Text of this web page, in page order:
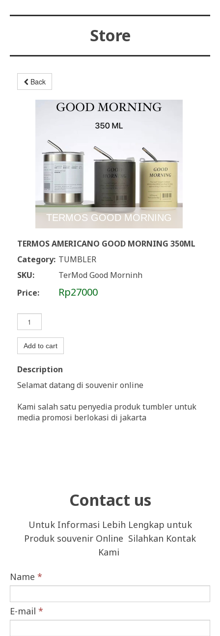
Store
Back
TERMOS GOOD MORNING
TERMOS AMERICANO GOOD MORNING 350ML
Category: TUMBLER
SKU:
TerMod Good Morninh
Price:
Rp27000
Add to cart
Description
Selamat datang di souvenir online
Kami salah satu penyedia produk tumbler untuk
media promosi berlokasi di jakarta
Contact us
Untuk Informasi Lebih Lengkap untuk
Produk souvenir Online Silahkan Kontak
Kami
Name *
E-mail *